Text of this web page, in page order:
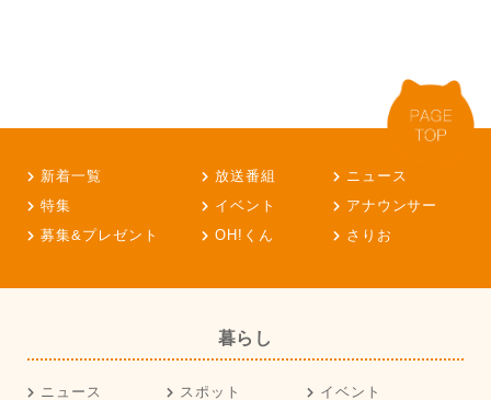
新着一覧 放送番組
ニュース
特集
イベント
アナウンサー
募集&プレゼント
OH!くん さりお
暮らし
ニュース スポット
イベント